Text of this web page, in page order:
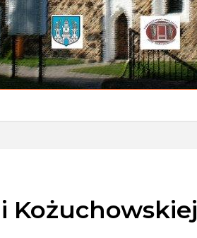
Kożuchowskiej